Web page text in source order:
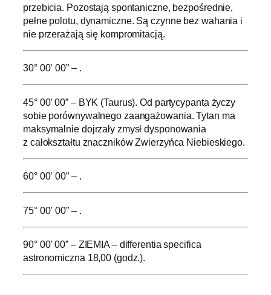
przebicia. Pozostają spontaniczne, bezpośrednie,
pełne polotu, dynamiczne. Są czynne bez wahania i
nie przerażają się kompromitacją.
30° 00’ 00” – .
45° 00’ 00” – BYK (Taurus). Od partycypanta życzy
sobie porównywalnego zaangażowania. Tytan ma
maksymalnie dojrzały zmysł dysponowania
z całokształtu znaczników Zwierzyńca Niebieskiego.
60° 00’ 00” – .
75° 00’ 00” – .
90° 00’ 00” – ZIEMIA – differentia specifica
astronomiczna 18,00 (godz.).